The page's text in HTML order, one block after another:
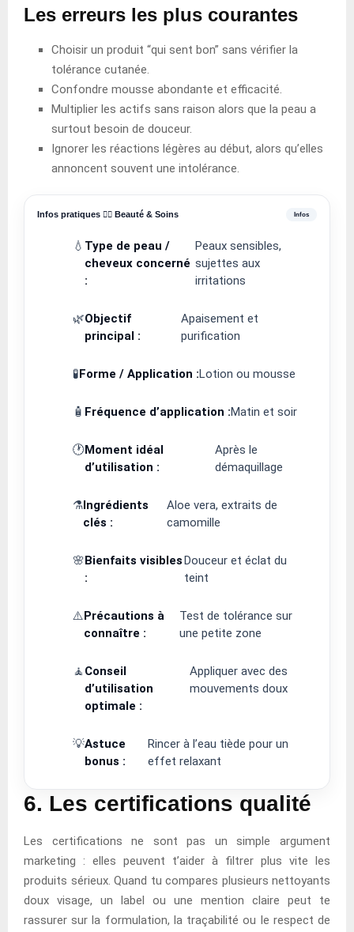
Les erreurs les plus courantes
Choisir un produit “qui sent bon” sans vérifier la
tolérance cutanée.
Confondre mousse abondante et efficacité.
Multiplier les actifs sans raison alors que la peau a
surtout besoin de douceur.
Ignorer les réactions légères au début, alors qu’elles
annoncent souvent une intolérance.
Infos pratiques 💆‍♀️ Beauté & Soins
💧 Type de peau /
cheveux concerné
:
Peaux sensibles,
sujettes aux
irritations
🌿Objectif
principal :
Apaisement et
purification
🧪Forme / Application :Lotion ou mousse
🧴 Fréquence d’application :Matin et soir
🕐Moment idéal
d’utilisation :
Après le
démaquillage
⚗️Ingrédients
clés :
Aloe vera, extraits de
camomille
🌸Bienfaits visibles
:
Douceur et éclat du
teint
⚠️Précautions à
connaître :
Test de tolérance sur
une petite zone
🧘Conseil
d’utilisation
optimale :
Appliquer avec des
mouvements doux
💡Astuce
bonus :
Rincer à l’eau tiède pour un
effet relaxant
6. Les certifications qualité
Les certifications ne sont pas un simple argument
marketing : elles peuvent t’aider à filtrer plus vite les
produits sérieux. Quand tu compares plusieurs nettoyants
doux visage, un label ou une mention claire peut te
rassurer sur la formulation, la traçabilité ou le respect de